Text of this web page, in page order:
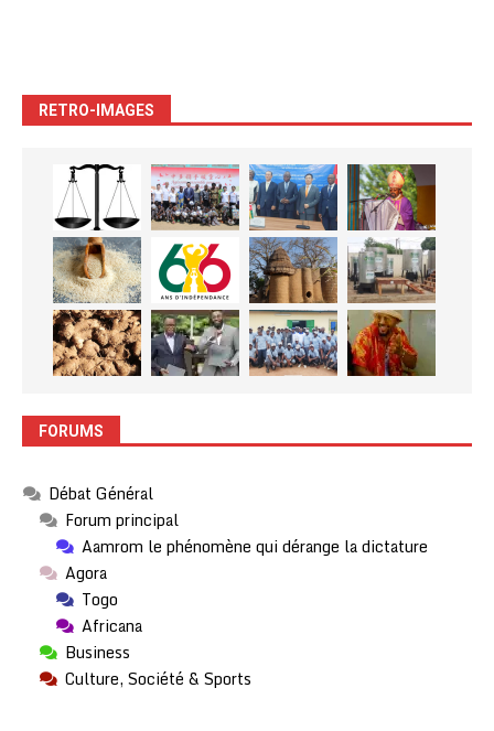
RETRO-IMAGES
FORUMS
Débat Général
Forum principal
Aamrom le phénomène qui dérange la dictature
Agora
Togo
Africana
Business
Culture, Société & Sports